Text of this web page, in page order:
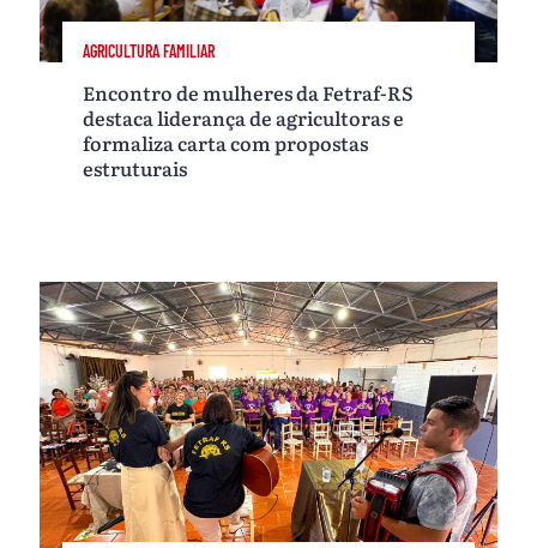
AGRICULTURA FAMILIAR
Encontro de mulheres da Fetraf-RS
destaca liderança de agricultoras e
formaliza carta com propostas
estruturais